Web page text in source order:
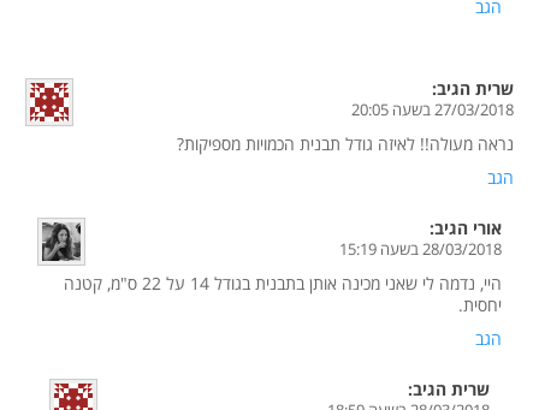
הגב
שרית הגיב:
27/03/2018 בשעה 20:05
נראה מעולה!! לאיזה גודל תבנית הכמויות מספיקות?
הגב
אורי הגיב:
28/03/2018 בשעה 15:19
היי, נדמה לי שאני מכינה אותן בתבנית בגודל 14 על 22 ס"מ, קטנה
יחסית.
הגב
שרית הגיב: